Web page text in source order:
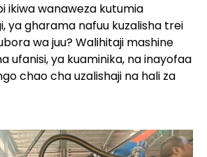
ikiwa wanaweza kutumia
ya gharama nafuu kuzalisha trei
wa juu? Walihitaji mashine
ufanisi, ya kuaminika, na inayofaa
chao cha uzalishaji na hali za